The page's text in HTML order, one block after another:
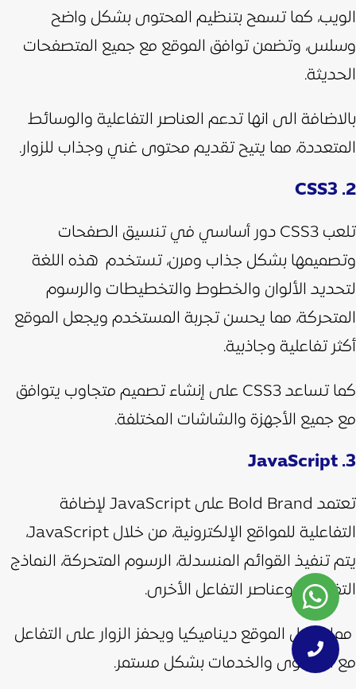
الويب، كما تسمح بتنظيم المحتوى بشكل واضح
وسلس، وتضمن توافق الموقع مع جميع المتصفحات
الحديثة.
بالاضافة الى انها تدعم العناصر التفاعلية والوسائط
المتعددة، مما يتيح تقديم محتوى غني وجذاب للزوار.
2. CSS3
تلعب CSS3 دور أساسي في تنسيق الصفحات
وتصميمها بشكل جذاب ومرن، تستخدم هذه اللغة
لتحديد الألوان والخطوط والتخطيطات والرسوم
المتحركة، مما يحسن تجربة المستخدم ويجعل الموقع
أكثر تفاعلية وجاذبية.
كما تساعد CSS3 على إنشاء تصميم متجاوب يتوافق
مع جميع الأجهزة والشاشات المختلفة.
3. JavaScript
تعتمد Bold Brand على JavaScript لإضافة
التفاعلية للمواقع الإلكترونية، من خلال JavaScript،
يتم تنفيذ القوائم المنسدلة، الرسوم المتحركة، النماذج
التفاعلية، وعناصر التفاعل الأخرى.
مما يجعل الموقع ديناميكيا ويحفز الزوار على التفاعل
مع المحتوى والخدمات بشكل مستمر.